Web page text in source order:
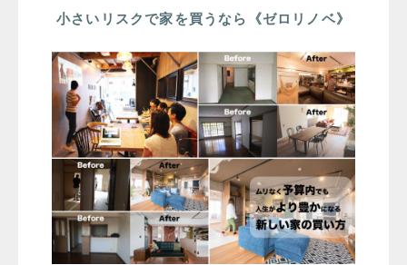
小さいリスクで家を買うなら《ゼロリノベ》